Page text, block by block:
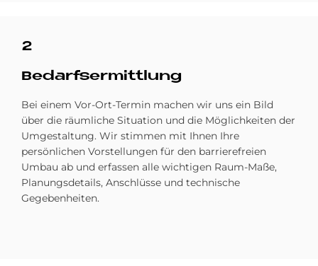
2
Be­darfs­er­mitt­lung
Bei einem Vor-Ort-Termin machen wir uns ein Bild
über die räumliche Situation und die Möglichkeiten der
Umgestaltung. Wir stimmen mit Ihnen Ihre
persönlichen Vorstellungen für den barrierefreien
Umbau ab und erfassen alle wichtigen Raum-Maße,
Planungsdetails, Anschlüsse und technische
Gegebenheiten.